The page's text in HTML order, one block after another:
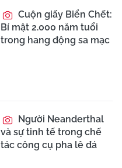
Cuộn giấy Biển Chết:
Bí mật 2.000 năm tuổi
trong hang động sa mạc
Người Neanderthal
và sự tinh tế trong chế
tác công cụ pha lê đá